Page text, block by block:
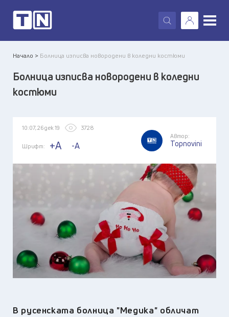
X
Начало > Болница изписва новородени в коледни костюми
Болница изписва новородени в коледни
костюми
10:07, 26 дек 19 3728
Шрифт: +A -A
Автор:
Topnovini
В русенската болница "Медика" обличат